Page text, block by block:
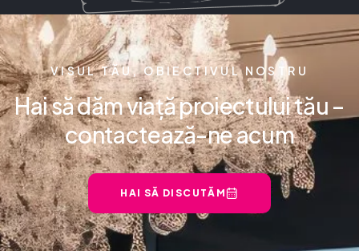
VISUL TĂU, OBIECTIVUL NOSTRU
Hai să dăm viață proiectului tău –
contactează-ne acum
HAI SĂ DISCUTĂM